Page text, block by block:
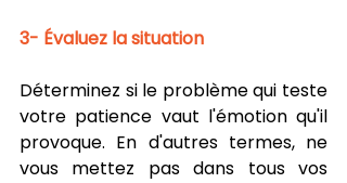
3- Évaluez la situation
Déterminez si le problème qui teste
votre patience vaut l'émotion qu'il
provoque. En d'autres termes, ne
vous mettez pas dans tous vos